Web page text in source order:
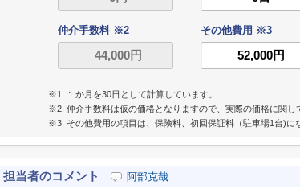
仲介手数料 ※2
その他費用 ※3
※1. １か月を30日として計算しています。
※2. 仲介手数料は仮の価格となりますので、実際の価格に関し
※3. その他費用の項目は、保険料、初回保証料（駐車場1台)に
担当者のコメント 阿部克哉